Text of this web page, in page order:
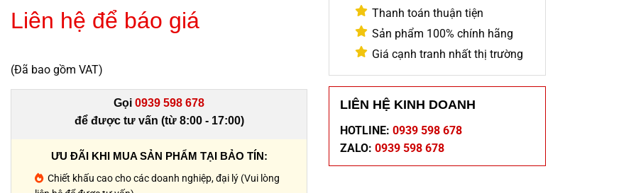
Liên hệ để báo giá
(Đã bao gồm VAT)
Gọi 0939 598 678
để được tư vấn (từ 8:00 - 17:00)
ƯU ĐÃI KHI MUA SẢN PHẨM TẠI BẢO TÍN:
Chiết khấu cao cho các doanh nghiệp, đại lý (Vui lòng
Thanh toán thuận tiện
Sản phẩm 100% chính hãng
Giá cạnh tranh nhất thị trường
LIÊN HỆ KINH DOANH
HOTLINE: 0939 598 678
ZALO: 0939 598 678